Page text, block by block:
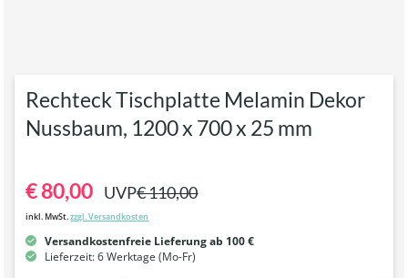
Rechteck Tischplatte Melamin Dekor
Nussbaum, 1200 x 700 x 25 mm
€ 80,00 UVP€ 110,00
inkl. MwSt.zzgl. Versandkosten
Versandkostenfreie Lieferung ab 100 €
Lieferzeit: 6 Werktage (Mo-Fr)